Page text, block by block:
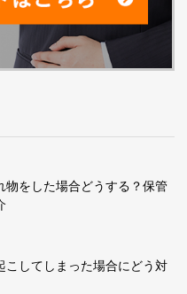
物をした場合どうする？保管
こしてしまった場合にどう対